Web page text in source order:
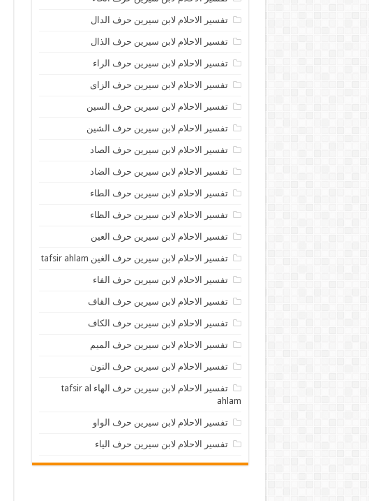
تفسير الاحلام لابن سيرين حرف الدال
تفسير الاحلام لابن سيرين حرف الذال
تفسير الاحلام لابن سيرين حرف الراء
تفسير الاحلام لابن سيرين حرف الزاى
تفسير الاحلام لابن سيرين حرف السين
تفسير الاحلام لابن سيرين حرف الشين
تفسير الاحلام لابن سيرين حرف الصاد
تفسير الاحلام لابن سيرين حرف الضاد
تفسير الاحلام لابن سيرين حرف الطاء
تفسير الاحلام لابن سيرين حرف الظاء
تفسير الاحلام لابن سيرين حرف العين
تفسير الاحلام لابن سيرين حرف الغين tafsir ahlam
تفسير الاحلام لابن سيرين حرف الفاء
تفسير الاحلام لابن سيرين حرف القاف
تفسير الاحلام لابن سيرين حرف الكاف
تفسير الاحلام لابن سيرين حرف الميم
تفسير الاحلام لابن سيرين حرف النون
تفسير الاحلام لابن سيرين حرف الهاء tafsir al
ahlam
تفسير الاحلام لابن سيرين حرف الواو
تفسير الاحلام لابن سيرين حرف الياء